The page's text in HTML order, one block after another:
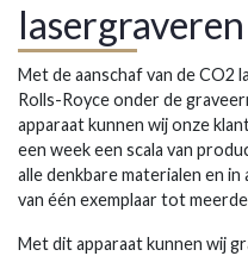
lasergraveren
Met de aanschaf van de CO2
Rolls-Royce onder de
apparaat kunnen wij onze
een week een scala van
alle denkbare materialen en
van één exemplaar tot
Met dit apparaat kunnen wij